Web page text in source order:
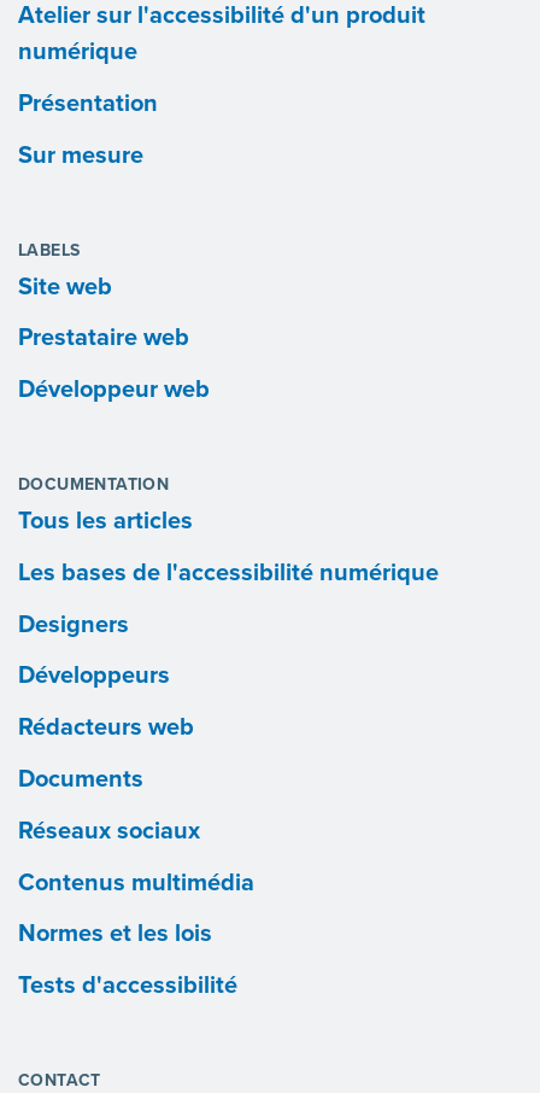
Atelier sur l'accessibilité d'un produit
numérique
Présentation
Sur mesure
LABELS
Site web
Prestataire web
Développeur web
DOCUMENTATION
Tous les articles
Les bases de l'accessibilité numérique
Designers
Développeurs
Rédacteurs web
Documents
Réseaux sociaux
Contenus multimédia
Normes et les lois
Tests d'accessibilité
CONTACT